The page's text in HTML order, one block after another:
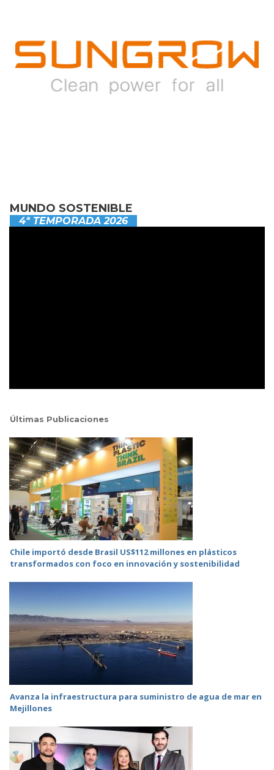
MUNDO SOSTENIBLE
4ª TEMPORADA 2026
Últimas Publicaciones
Chile importó desde Brasil US$112 millones en plásticos
transformados con foco en innovación y sostenibilidad
Avanza la infraestructura para suministro de agua de mar en
Mejillones